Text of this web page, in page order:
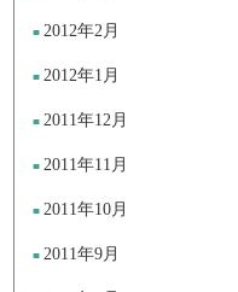
2012年2月
2012年1月
2011年12月
2011年11月
2011年10月
2011年9月